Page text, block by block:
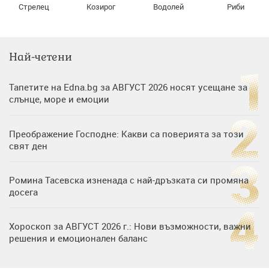
Стрелец Козирог Водолей Риби
Най-четени
Тапетите на Edna.bg за АВГУСТ 2026 носят усещане за
слънце, море и емоции
Преображение Господне: Какви са поверията за този
свят ден
Ромина Тасевска изненада с най-дръзката си промяна
досега
Хороскоп за АВГУСТ 2026 г.: Нови възможности, важни
решения и емоционален баланс